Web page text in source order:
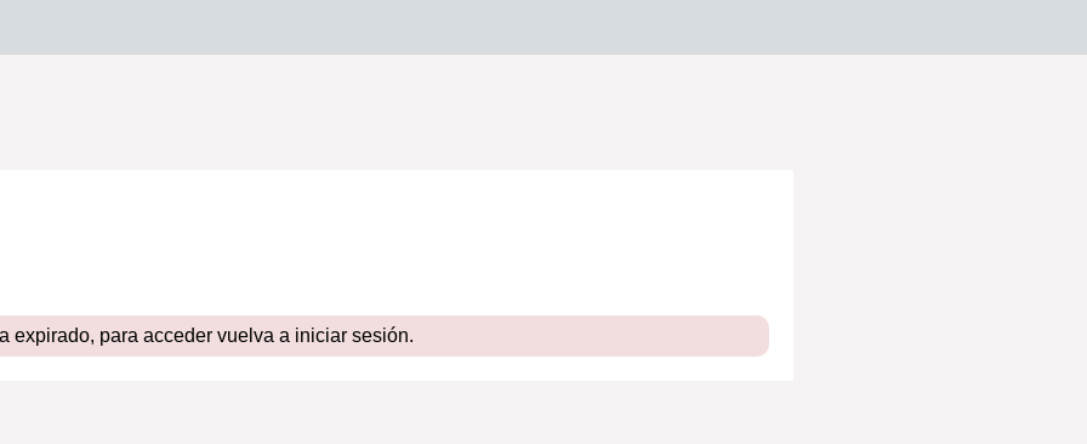
expirado, para acceder vuelva a iniciar sesión.